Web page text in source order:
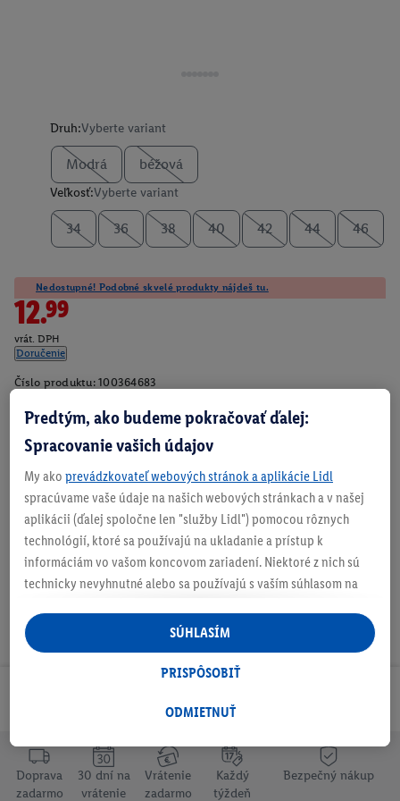
Druh:Vyberte variant
Modrá béžová
Veľkosť:Vyberte variant
34 36 38 40 42 44 46
Nedostupné! Podobné skvelé produkty nájdeš tu.
12.99
vrát. DPH
Doručenie
Číslo produktu: 100364683
Zistite svoju veľkosť
O produkte
Doprava
zadarmo
30 dní na
vrátenie
Vrátenie
zadarmo
Každý
týždeň
Bezpečný nákup
Predtým, ako budeme pokračovať ďalej:
Spracovanie vašich údajov
My ako prevádzkovateľ webových stránok a aplikácie Lidl
spracúvame vaše údaje na našich webových stránkach a v našej
aplikácii (ďalej spoločne len "služby Lidl") pomocou rôznych
technológií, ktoré sa používajú na ukladanie a prístup k
informáciám vo vašom koncovom zariadení. Niektoré z nich sú
technicky nevyhnutné alebo sa používajú s vaším súhlasom na
personalizovanú reklamu v rámci služieb Lidl aj mimo nich. Ak
ste účastníkom programu Lidl Plus, na tieto účely sa spracúvajú
aj údaje z vášho nákupného správania v obchode.
následne si vytvoríte účet Lidl Plus alebo sa prihlásite do svojho
tiež vytvoriť špeciálny online identifikátor z e-mailovej adresy,
ktorú tam uvediete, aby sme vás mohli rozpoznať v službách
prevádzkovaných tretími stranami a zobrazovať vám
ODMIETNUŤ
PRISPÔSOBIŤ
SÚHLASÍM